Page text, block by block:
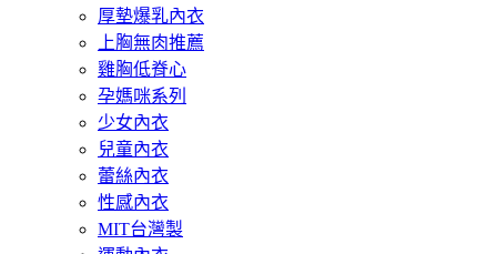
厚墊爆乳內衣
上胸無肉推薦
雞胸低脊心
孕媽咪系列
少女內衣
兒童內衣
蕾絲內衣
性感內衣
MIT台灣製